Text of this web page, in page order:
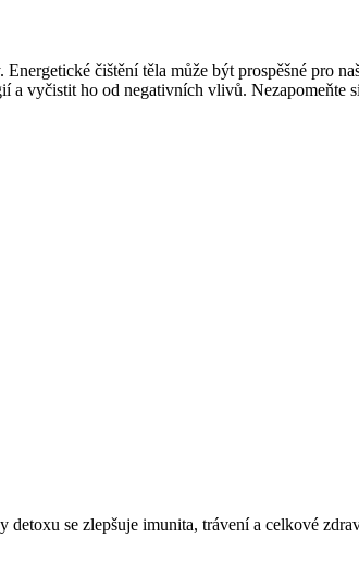
čištění těla může být prospěšné pro
vyčistit ho od negativních vlivů. Nezapomeňte
se zlepšuje imunita, trávení a celkové